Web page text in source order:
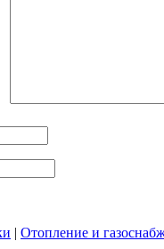
| Отопление и